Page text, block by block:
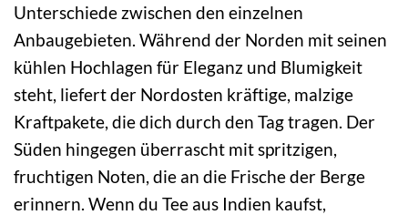
Unterschiede zwischen den einzelnen
Anbaugebieten. Während der Norden mit seinen
kühlen Hochlagen für Eleganz und Blumigkeit
steht, liefert der Nordosten kräftige, malzige
Kraftpakete, die dich durch den Tag tragen. Der
Süden hingegen überrascht mit spritzigen,
fruchtigen Noten, die an die Frische der Berge
erinnern. Wenn du Tee aus Indien kaufst,